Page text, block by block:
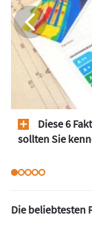
Diese 6
sollten Sie
Die beliebtesten